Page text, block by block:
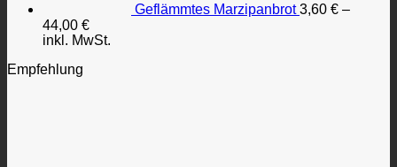
Geflämmtes Marzipanbrot 3,60 € –
44,00 €
inkl. MwSt.
Empfehlung